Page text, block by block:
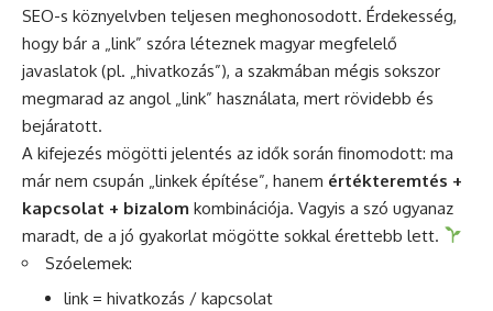
SEO-s köznyelvben teljesen meghonosodott. Érdekesség,
hogy bár a „link” szóra léteznek magyar megfelelő
javaslatok (pl. „hivatkozás”), a szakmában mégis sokszor
megmarad az angol „link” használata, mert rövidebb és
bejáratott.
A kifejezés mögötti jelentés az idők során finomodott: ma
már nem csupán „linkek építése”, hanem értékteremtés +
kapcsolat + bizalom kombinációja. Vagyis a szó ugyanaz
maradt, de a jó gyakorlat mögötte sokkal érettebb lett.
Szóelemek:
link = hivatkozás / kapcsolat